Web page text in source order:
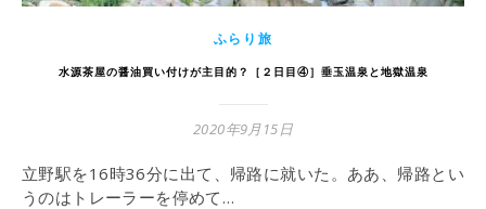
ふらり旅
水源茶屋の醤油買い付けが主目的？［２日目④］垂玉温泉と地獄温泉
2020年9月15日
立野駅を16時36分に出て、帰路に就いた。ああ、帰路とい
うのはトレーラーを停めて…